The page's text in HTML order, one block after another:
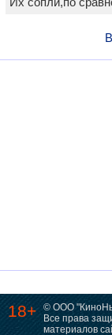
18+ © ООО
Все права
материалов